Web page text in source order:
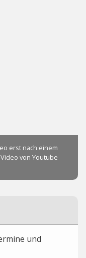
und